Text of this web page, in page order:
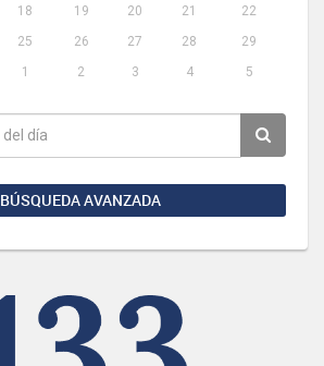
18 19 20 21
22
25 26 27 28
29
1 2 3 4 5
BÚSQUEDA AVANZADA